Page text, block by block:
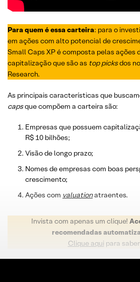
Para quem é essa carteira: para o
em ações com alto potencial de
Small Caps XP é composta pelas ações
capitalização que são as top picksdos
Research.
As principais características que
capsque compõem a carteira são:
Empresas que possuem
R$ 10 bilhões;
Visão de longo prazo;
Nomes de empresas com boas
crescimento;
Ações com valuationatraentes.
Invista com apenas um clique!
recomendadas
Clique aqui para